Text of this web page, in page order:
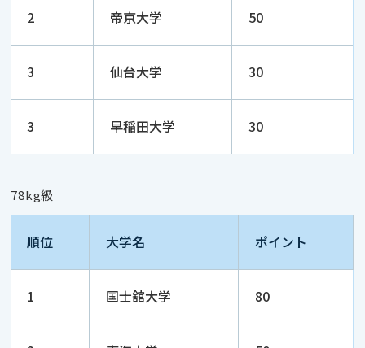
2 帝京大学 50
3 仙台大学 30
3 早稲田大学 30
78kg級
順位 大学名 ポイント
1 国士舘大学 80